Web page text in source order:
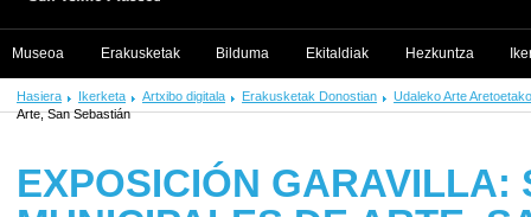
Hasiera Ikerketa Artxibo digitala Erakusketak Donostian
Udaleko Arte
Arte, San Sebastián
EXPOSICIÓN GARAVILLA:
Museoa Erakusketak Bilduma Ekitaldiak Hezkuntza